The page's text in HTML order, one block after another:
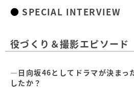
SPECIAL INTERVIEW
役づくり＆撮影エピソード
―日向坂46としてドラマが決まっ
したか？